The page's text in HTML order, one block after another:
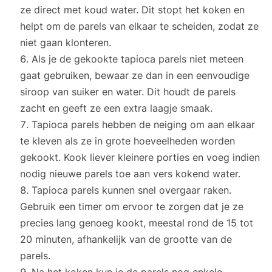
ze direct met koud water. Dit stopt het koken en
helpt om de parels van elkaar te scheiden, zodat ze
niet gaan klonteren.
Als je de gekookte tapioca parels niet meteen
gaat gebruiken, bewaar ze dan in een eenvoudige
siroop van suiker en water. Dit houdt de parels
zacht en geeft ze een extra laagje smaak.
Tapioca parels hebben de neiging om aan elkaar
te kleven als ze in grote hoeveelheden worden
gekookt. Kook liever kleinere porties en voeg indien
nodig nieuwe parels toe aan vers kokend water.
Tapioca parels kunnen snel overgaar raken.
Gebruik een timer om ervoor te zorgen dat je ze
precies lang genoeg kookt, meestal rond de 15 tot
20 minuten, afhankelijk van de grootte van de
parels.